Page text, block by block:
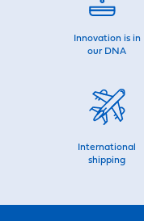
Innovation is in
our DNA
International
shipping